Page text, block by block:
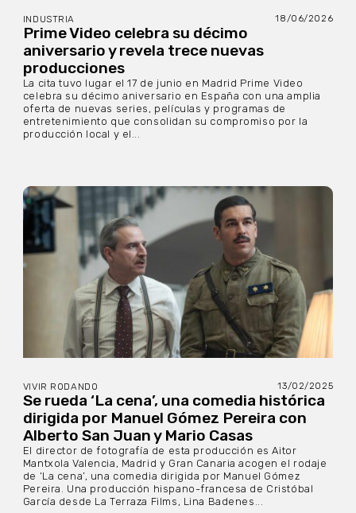
INDUSTRIA 18/06/2026
Prime Video celebra su décimo
aniversario y revela trece nuevas
producciones
La cita tuvo lugar el 17 de junio en Madrid Prime Video
celebra su décimo aniversario en España con una amplia
oferta de nuevas series, películas y programas de
entretenimiento que consolidan su compromiso por la
producción local y el...
VIVIR RODANDO 13/02/2025
Se rueda ‘La cena’, una comedia histórica
dirigida por Manuel Gómez Pereira con
Alberto San Juan y Mario Casas
El director de fotografía de esta producción es Aitor
Mantxola Valencia, Madrid y Gran Canaria acogen el rodaje
de ‘La cena’, una comedia dirigida por Manuel Gómez
Pereira. Una producción hispano-francesa de Cristóbal
García desde La Terraza Films, Lina Badenes...